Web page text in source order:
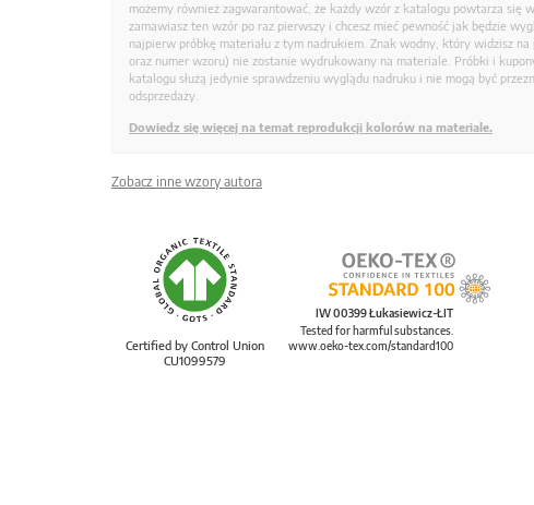
możemy również zagwarantować, że każdy wzór z katalogu powtarza się
zamawiasz ten wzór po raz pierwszy i chcesz mieć pewność jak będzie
najpierw próbkę materiału z tym nadrukiem. Znak wodny, który widzisz na
oraz numer wzoru) nie zostanie wydrukowany na materiale. Próbki i
katalogu służą jedynie sprawdzeniu wyglądu nadruku i nie mogą być
odsprzedaży.
Dowiedz się więcej na temat reprodukcji kolorów na materiale.
Zobacz inne wzory autora
Certified by Control Union
CU1099579
IW 00399 Łukasiewicz-ŁIT
Tested for harmful substances.
www.oeko-tex.com/standard100